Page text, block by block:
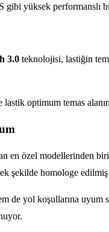
gibi yüksek
3.0 teknolojisi, lastiğin
optimum temas
en özel modellerinden
şekilde homologe
yol koşullarına uyum